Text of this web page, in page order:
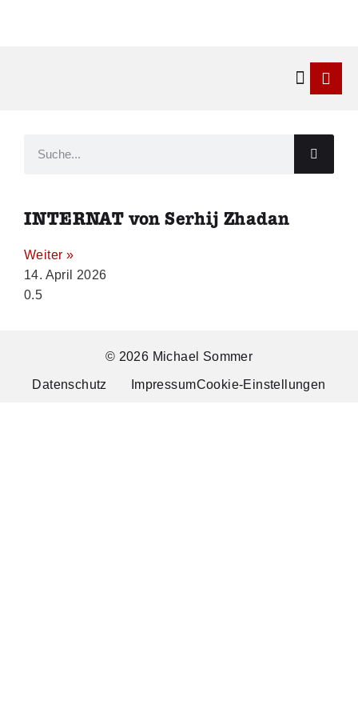
INTERNAT von Serhij Zhadan
Weiter »
14. April 2026
© 2026 Michael Sommer
Datenschutz ImpressumCookie-Einstellungen